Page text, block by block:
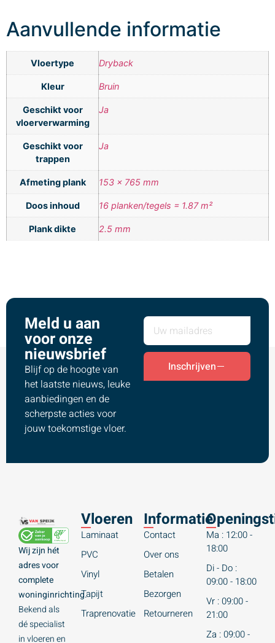
Aanvullende informatie
Vloertype Dryback
Kleur Bruin
Geschikt voor
vloerverwarming
Ja
Geschikt voor
trappen
Ja
Afmeting plank 153 x 765 mm
Doos inhoud 16 planken/tegels = 1.87 m²
Plank dikte 2.5 mm
Meld u aan
voor onze
nieuwsbrief
Blijf op de hoogte van
het laatste nieuws, leuke
aanbiedingen en de
scherpste acties voor
jouw toekomstige vloer.
Inschrijven
Wij zijn hét
adres voor
complete
woninginrichting.
Bekend als
dé specialist
in vloeren en
Vloeren
Laminaat
PVC
Vinyl
Tapijt
Traprenovatie
Informatie
Contact
Over ons
Betalen
Bezorgen
Retourneren
Ma : 12:00 -
18:00
Di - Do :
09:00 - 18:00
Vr : 09:00 -
21:00
Za : 09:00 -